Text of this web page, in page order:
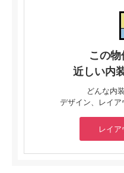
この物
近しい内
どんな内
デザイン、レイア
レイ